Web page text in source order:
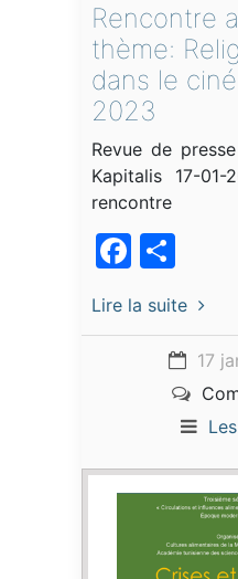
Rencontre
thème:
dans le
2023
Revue de
Kapitalis 17-
rencontre
Lire la suite
17